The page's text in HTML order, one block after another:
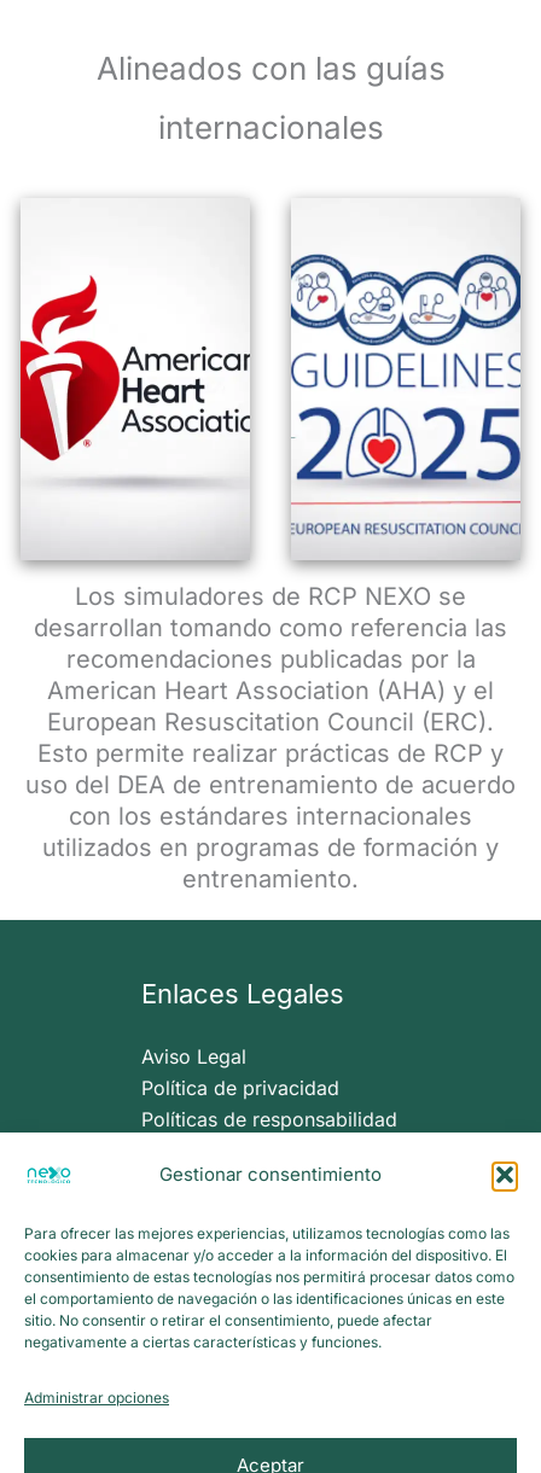
Gestionar consentimiento
Para ofrecer las mejores experiencias, utilizamos tecnologías como las
cookies para almacenar y/o acceder a la información del dispositivo. El
consentimiento de estas tecnologías nos permitirá procesar datos como
el comportamiento de navegación o las identificaciones únicas en este
sitio. No consentir o retirar el consentimiento, puede afectar
negativamente a ciertas características y funciones.
Administrar opciones
Aceptar
Alineados con las guías
internacionales
Los simuladores de RCP NEXO se
desarrollan tomando como referencia las
recomendaciones publicadas por la
American Heart Association (AHA) y el
European Resuscitation Council (ERC).
Esto permite realizar prácticas de RCP y
uso del DEA de entrenamiento de acuerdo
con los estándares internacionales
utilizados en programas de formación y
entrenamiento.
Enlaces Legales
Aviso Legal
Política de privacidad
Políticas de responsabilidad
Términos y Condiciones
Inicio